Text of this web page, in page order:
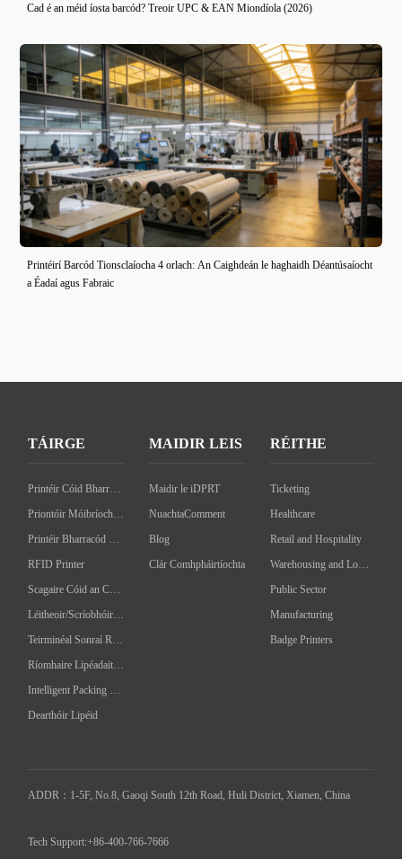
Cad é an méid íosta barcód? Treoir UPC & EAN Miondíola (2026)
Printéirí Barcód Tionsclaíocha 4 orlach: An Caighdeán le haghaidh Déantúsaíocht
a Éadaí agus Fabraic
TÁIRGE
Printéir Cóid Bharra an Deasc
Priontóir Móibríoch Barcóid
Printéir Bharracód Tionsclaíoch
RFID Printer
Scagaire Cóid an Chláir
Léitheoir/Scríobhóir RFID ar láimhéid
Teirminéal Sonraí Ríomhaire Láimhe
Ríomhaire Lipéadaithe Uathoibríoch
Intelligent Packing Machine
Dearthóir Lipéid
MAIDIR LEIS
Maidir le iDPRT
NuachtaComment
Blog
Clár Comhpháirtíochta
RÉITHE
Ticketing
Healthcare
Retail and Hospitality
Warehousing and Logistics
Public Sector
Manufacturing
Badge Printers
ADDR：1-5F, No.8, Gaoqi South 12th Road, Huli District, Xiamen, China
Tech Support:+86-400-766-7666